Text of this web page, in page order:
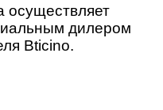
осуществляет
дилером
Bticino.